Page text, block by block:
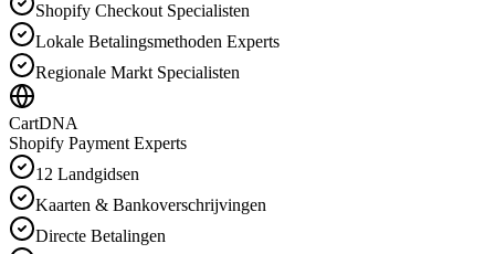
Shopify Checkout Specialisten
Lokale Betalingsmethoden Experts
Regionale Markt Specialisten
CartDNA
Shopify Payment Experts
12 Landgidsen
Kaarten & Bankoverschrijvingen
Directe Betalingen